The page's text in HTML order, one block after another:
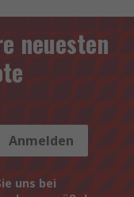
neuesten
Anmelden
uns bei